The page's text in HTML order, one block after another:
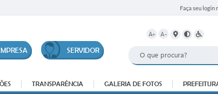
Faça seu login
SERVIDOR
A+ A-
TRANSPARÊNCIA GALERIA DE FOTOS